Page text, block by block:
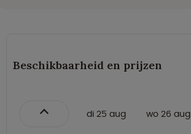
Beschikbaarheid en prijzen
di 25 aug wo 26 aug